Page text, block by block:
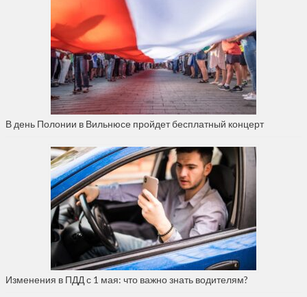
В день Полонии в Вильнюсе пройдет бесплатный концерт
Изменения в ПДД с 1 мая: что важно знать водителям?